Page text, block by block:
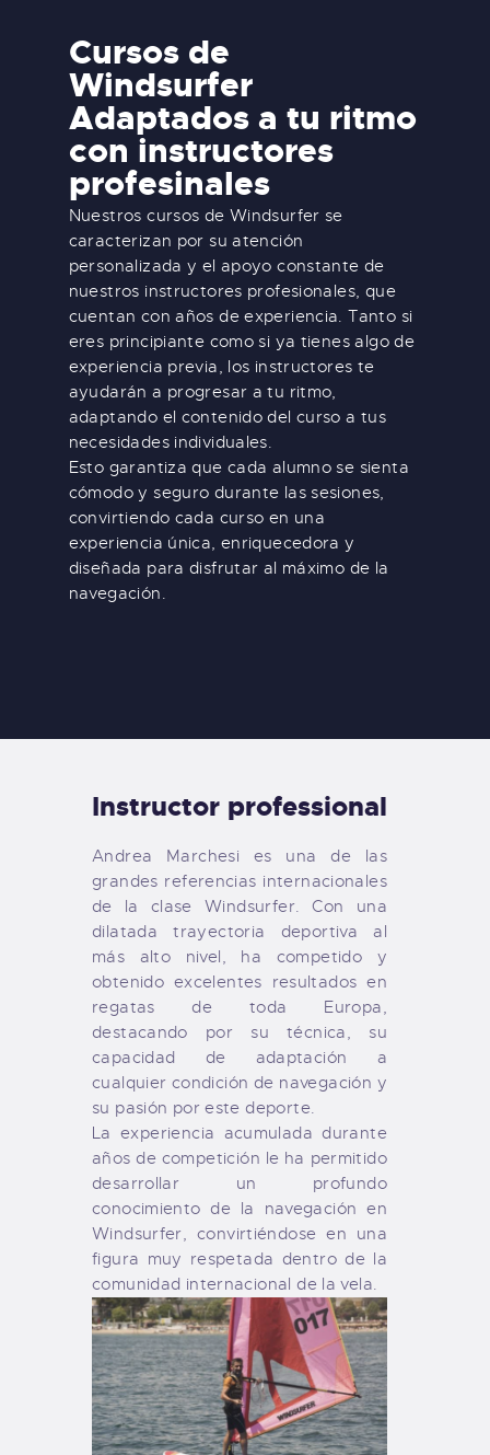
Cursos de
Windsurfer
Adaptados a tu ritmo
con instructores
profesinales
Nuestros cursos de Windsurfer se
caracterizan por su atención
personalizada y el apoyo constante de
nuestros instructores profesionales, que
cuentan con años de experiencia. Tanto si
eres principiante como si ya tienes algo de
experiencia previa, los instructores te
ayudarán a progresar a tu ritmo,
adaptando el contenido del curso a tus
necesidades individuales.
Esto garantiza que cada alumno se sienta
cómodo y seguro durante las sesiones,
convirtiendo cada curso en una
experiencia única, enriquecedora y
diseñada para disfrutar al máximo de la
navegación.
Instructor professional
Andrea Marchesi es una de las
grandes referencias internacionales
de la clase Windsurfer. Con una
dilatada trayectoria deportiva al
más alto nivel, ha competido y
obtenido excelentes resultados en
regatas de toda Europa,
destacando por su técnica, su
capacidad de adaptación a
cualquier condición de navegación y
su pasión por este deporte.
La experiencia acumulada durante
años de competición le ha permitido
desarrollar un profundo
conocimiento de la navegación en
Windsurfer, convirtiéndose en una
figura muy respetada dentro de la
comunidad internacional de la vela.